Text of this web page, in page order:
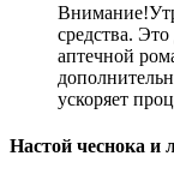
Внимание!
средства.
аптечной
ускоряет
Настой чеснока и